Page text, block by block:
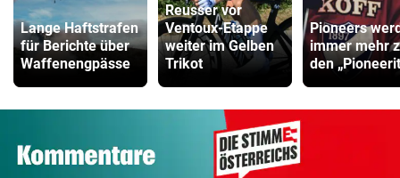
Lange Haftstrafen
für Berichte über
Waffenengpässe
Reusser vor
Ventoux-Etappe
weiter im Gelben
Trikot
Pioneers
immer mehr
den